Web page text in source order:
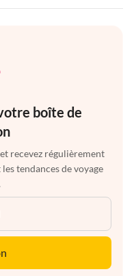
boîte de
recevez régulièrement
tendances de voyage